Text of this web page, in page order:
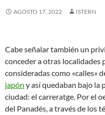
AGOSTO 17, 2022 ISTERN
Cabe señalar también un
conceder a otras localidades
consideradas como «calles»
japón y así quedaban bajo
ciudad: el carreratge. Por el
del Panadés, a través de los